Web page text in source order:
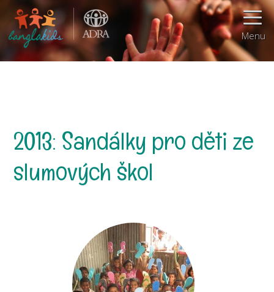
Menu
2013: Sandálky pro děti ze
slumových škol